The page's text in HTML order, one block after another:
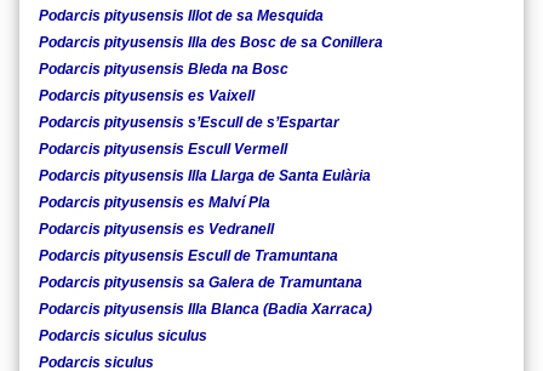
Podarcis pityusensis Illot de sa Mesquida
Podarcis pityusensis Illa des Bosc de sa Conillera
Podarcis pityusensis Bleda na Bosc
Podarcis pityusensis es Vaixell
Podarcis pityusensis s’Escull de s’Espartar
Podarcis pityusensis Escull Vermell
Podarcis pityusensis Illa Llarga de Santa Eulària
Podarcis pityusensis es Malví Pla
Podarcis pityusensis es Vedranell
Podarcis pityusensis Escull de Tramuntana
Podarcis pityusensis sa Galera de Tramuntana
Podarcis pityusensis Illa Blanca (Badia Xarraca)
Podarcis siculus siculus
Podarcis siculus